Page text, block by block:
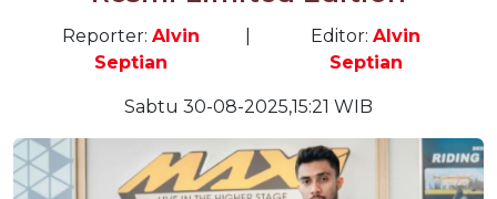
Reporter: Alvin
Septian
Editor:Alvin
Septian
Sabtu 30-08-2025,15:21 WIB